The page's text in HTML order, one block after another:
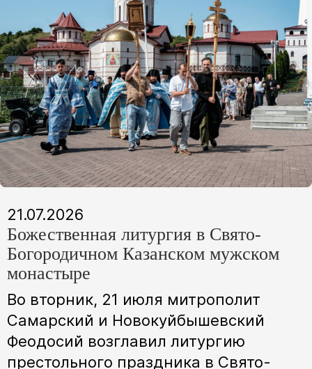
21.07.2026
Божественная литургия в Свято-
Богородичном Казанском мужском
монастыре
Во вторник, 21 июля митрополит
Самарский и Новокуйбышевский
Феодосий возглавил литургию
престольного праздника в Свято-